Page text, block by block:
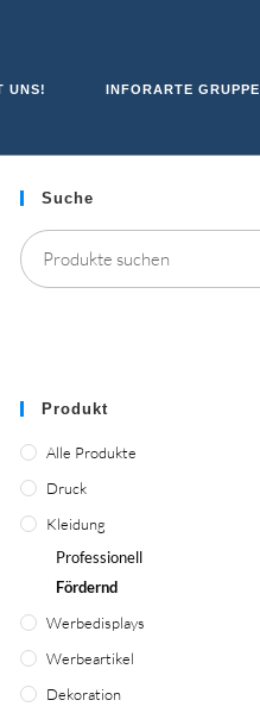
UNS! INFORARTE GRUPPE
Suche
Produkt
Alle Produkte
Druck
Kleidung
Professionell
Fördernd
Werbedisplays
Werbeartikel
Dekoration